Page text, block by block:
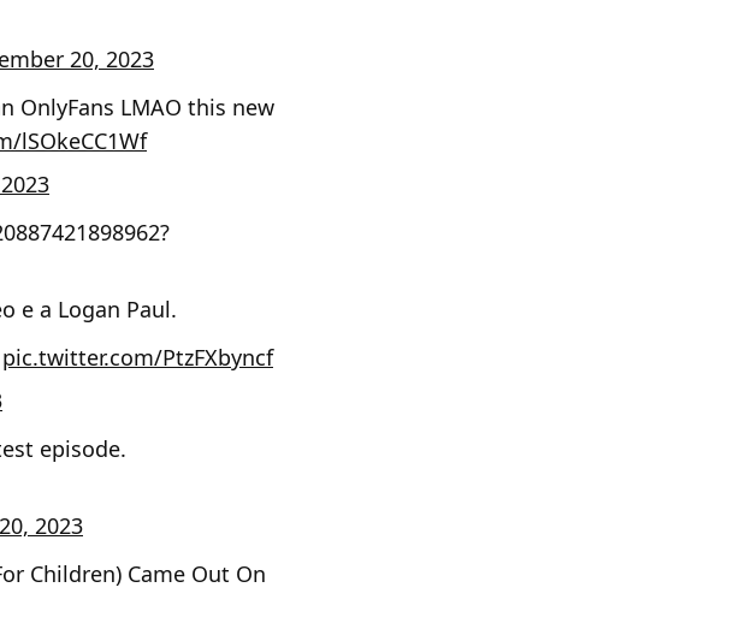
20, 2023
OnlyFans LMAO this new
lSOkeCC1Wf
e a Logan Paul.
pic.twitter.com/PtzFXbyncf
episode.
2023
Children) Came Out On